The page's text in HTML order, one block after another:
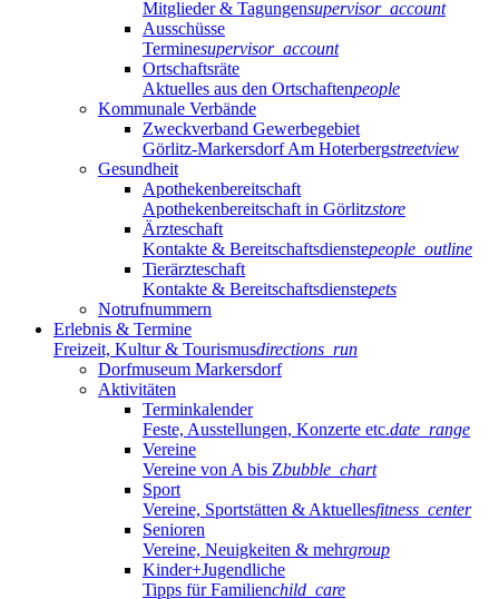
Mitglieder & Tagungensupervisor_account
Ausschüsse
Terminesupervisor_account
Ortschaftsräte
Aktuelles aus den Ortschaftenpeople
Kommunale Verbände
Zweckverband Gewerbegebiet
Görlitz-Markersdorf Am Hoterbergstreetview
Gesundheit
Apothekenbereitschaft
Apothekenbereitschaft in Görlitzstore
Ärzteschaft
Kontakte & Bereitschaftsdienstepeople_outline
Tierärzteschaft
Kontakte & Bereitschaftsdienstepets
Notrufnummern
Erlebnis & Termine
Freizeit, Kultur & Tourismusdirections_run
Dorfmuseum Markersdorf
Aktivitäten
Terminkalender
Feste, Ausstellungen, Konzerte etc.date_range
Vereine
Vereine von A bis Zbubble_chart
Sport
Vereine, Sportstätten & Aktuellesfitness_center
Senioren
Vereine, Neuigkeiten & mehrgroup
Kinder+Jugendliche
Tipps für Familienchild_care